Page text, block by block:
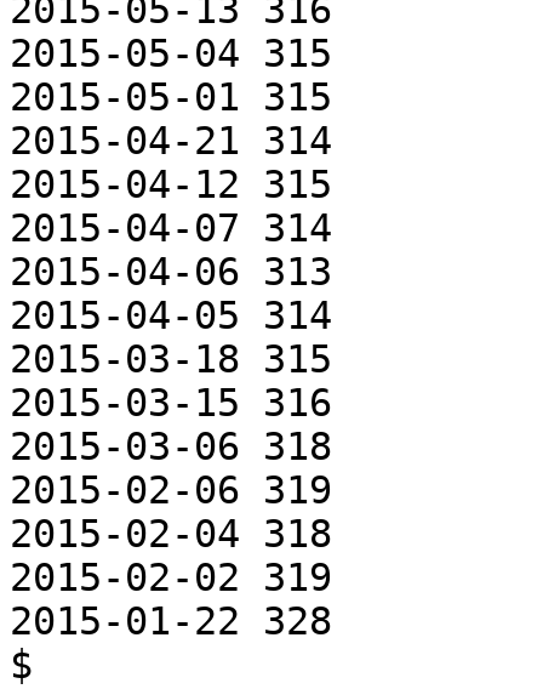
2015-05-13 316
2015-05-04 315
2015-05-01 315
2015-04-21 314
2015-04-12 315
2015-04-07 314
2015-04-06 313
2015-04-05 314
2015-03-18 315
2015-03-15 316
2015-03-06 318
2015-02-06 319
2015-02-04 318
2015-02-02 319
2015-01-22 328
$